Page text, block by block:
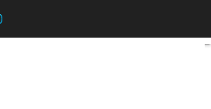
Data collection, Facebook